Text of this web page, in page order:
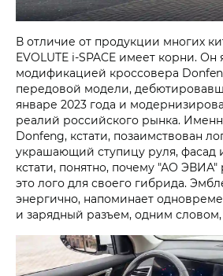
В отличие от продукции многих
EVOLUTE i‑SPACE имеет корни. Он
модификацией кроссовера
передовой модели,
январе 2023 года и
реалий российского рынка.
Donfeng, кстати, позаимствован
украшающий ступицу руля, фасад
кстати, понятно, почему "АО
это лого для своего гибрида.
энергично, напоминает
и зарядный разъем, одним словом,